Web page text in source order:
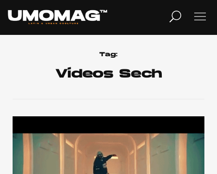
Tag:
Vídeos Sech